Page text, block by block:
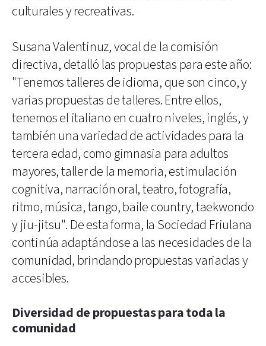
culturales y recreativas.
Susana Valentinuz, vocal de la comisión
directiva, detalló las propuestas para este año:
"Tenemos talleres de idioma, que son cinco, y
varias propuestas de talleres. Entre ellos,
tenemos el italiano en cuatro niveles, inglés, y
también una variedad de actividades para la
tercera edad, como gimnasia para adultos
mayores, taller de la memoria, estimulación
cognitiva, narración oral, teatro, fotografía,
ritmo, música, tango, baile country, taekwondo
y jiu-jitsu". De esta forma, la Sociedad Friulana
continúa adaptándose a las necesidades de la
comunidad, brindando propuestas variadas y
accesibles.
Diversidad de propuestas para toda la
comunidad